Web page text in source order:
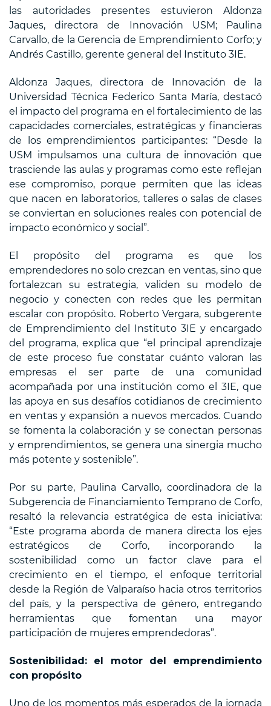
las autoridades presentes estuvieron Aldonza
Jaques, directora de Innovación USM; Paulina
Carvallo, de la Gerencia de Emprendimiento Corfo; y
Andrés Castillo, gerente general del Instituto 3IE.
Aldonza Jaques, directora de Innovación de la
Universidad Técnica Federico Santa María, destacó
el impacto del programa en el fortalecimiento de las
capacidades comerciales, estratégicas y financieras
de los emprendimientos participantes: “Desde la
USM impulsamos una cultura de innovación que
trasciende las aulas y programas como este reflejan
ese compromiso, porque permiten que las ideas
que nacen en laboratorios, talleres o salas de clases
se conviertan en soluciones reales con potencial de
impacto económico y social”.
El propósito del programa es que los
emprendedores no solo crezcan en ventas, sino que
fortalezcan su estrategia, validen su modelo de
negocio y conecten con redes que les permitan
escalar con propósito. Roberto Vergara, subgerente
de Emprendimiento del Instituto 3IE y encargado
del programa, explica que “el principal aprendizaje
de este proceso fue constatar cuánto valoran las
empresas el ser parte de una comunidad
acompañada por una institución como el 3IE, que
las apoya en sus desafíos cotidianos de crecimiento
en ventas y expansión a nuevos mercados. Cuando
se fomenta la colaboración y se conectan personas
y emprendimientos, se genera una sinergia mucho
más potente y sostenible”.
Por su parte, Paulina Carvallo, coordinadora de la
Subgerencia de Financiamiento Temprano de Corfo,
resaltó la relevancia estratégica de esta iniciativa:
“Este programa aborda de manera directa los ejes
estratégicos de Corfo, incorporando la
sostenibilidad como un factor clave para el
crecimiento en el tiempo, el enfoque territorial
desde la Región de Valparaíso hacia otros territorios
del país, y la perspectiva de género, entregando
herramientas que fomentan una mayor
participación de mujeres emprendedoras”.
Sostenibilidad: el motor del emprendimiento
con propósito
Uno de los momentos más esperados de la jornada